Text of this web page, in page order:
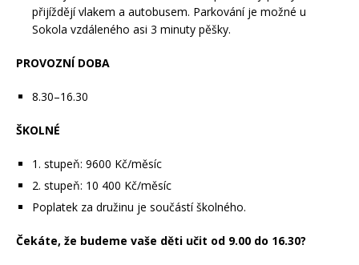
přijíždějí vlakem a autobusem. Parkování je možné u
Sokola vzdáleného asi 3 minuty pěšky.
PROVOZNÍ DOBA
8.30–16.30
ŠKOLNÉ
1. stupeň: 9600 Kč/měsíc
2. stupeň: 10 400 Kč/měsíc
Poplatek za družinu je součástí školného.
Čekáte, že budeme vaše děti učit od 9.00 do 16.30?